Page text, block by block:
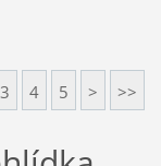
3 4 5 > >>